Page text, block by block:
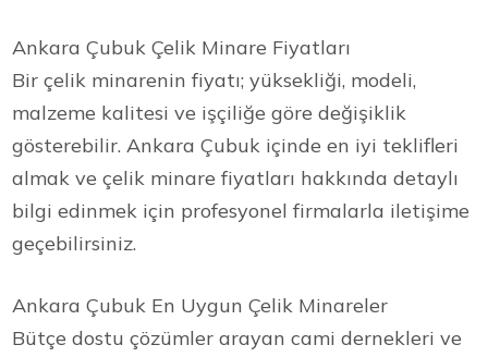
Ankara Çubuk Çelik Minare Fiyatları
Bir çelik minarenin fiyatı; yüksekliği, modeli,
malzeme kalitesi ve işçiliğe göre değişiklik
gösterebilir. Ankara Çubuk içinde en iyi teklifleri
almak ve çelik minare fiyatları hakkında detaylı
bilgi edinmek için profesyonel firmalarla iletişime
geçebilirsiniz.
Ankara Çubuk En Uygun Çelik Minareler
Bütçe dostu çözümler arayan cami dernekleri ve